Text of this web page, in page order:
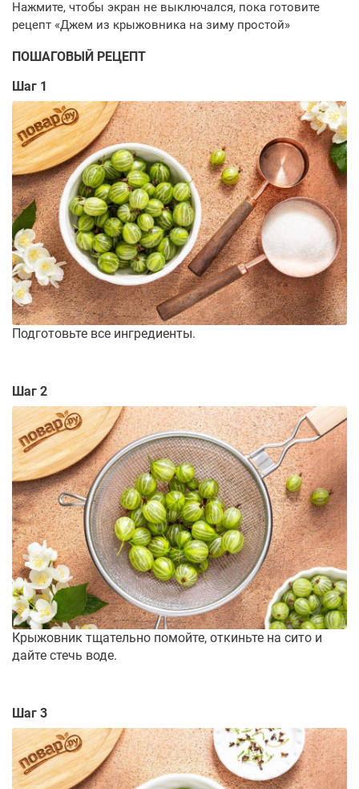
ПОШАГОВЫЙ РЕЦЕПТ
Шаг 1
Подготовьте все ингредиенты.
Шаг 2
Крыжовник тщательно помойте, откиньте на сито и
дайте стечь воде.
Шаг 3